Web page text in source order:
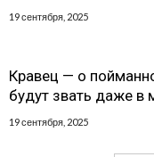
19 сентября, 2025
Кравец — о
будут звать даже в
19 сентября, 2025